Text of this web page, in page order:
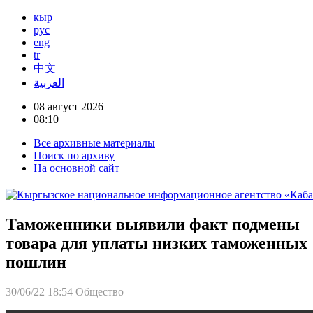
кыр
рус
eng
tr
中文
العربية
08 август 2026
08:10
Все архивные материалы
Поиск по архиву
На основной сайт
Таможенники выявили факт подмены
товара для уплаты низких таможенных
пошлин
30/06/22 18:54 Общество